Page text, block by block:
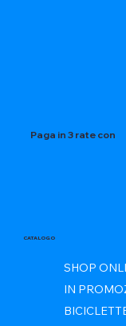
Paga in 3 rate con
CATALOGO
SHOP
IN